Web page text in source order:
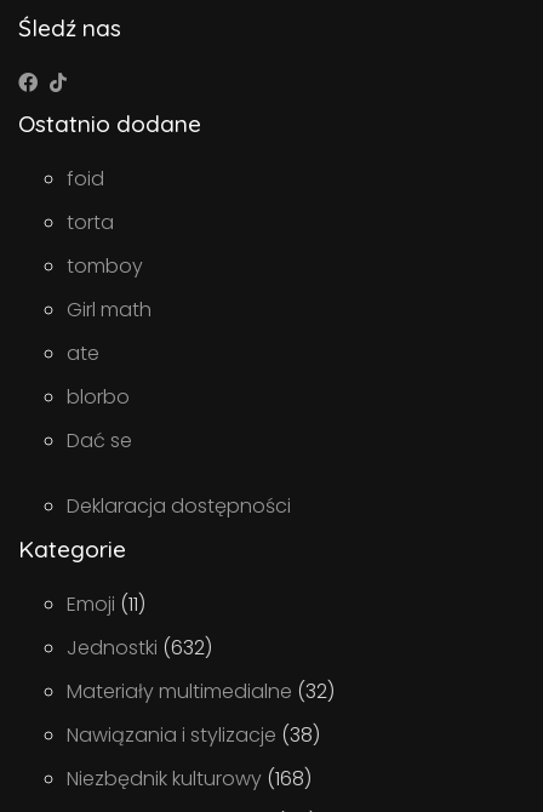
Śledź nas
Ostatnio dodane
foid
torta
tomboy
Girl math
ate
blorbo
Dać se
Deklaracja dostępności
Kategorie
Emoji (11)
Jednostki (632)
Materiały multimedialne (32)
Nawiązania i stylizacje (38)
Niezbędnik kulturowy (168)